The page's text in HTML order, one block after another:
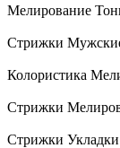
Мелирование
Стрижки
Колористика
Стрижки
Стрижки Укладки